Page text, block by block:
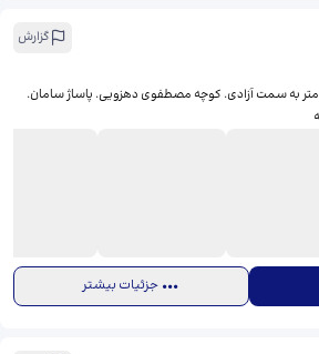
گزارش
تهران. فلکه دوم صادقیه. ۱۰۰ متر به سمت آزادی. کوچه مصطفوی دهزویی. پاساژ سامان.
جزئیات بیشتر